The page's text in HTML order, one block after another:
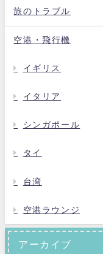
旅のトラブル
空港・飛行機
イギリス
イタリア
シンガポール
タイ
台湾
空港ラウンジ
アーカイブ